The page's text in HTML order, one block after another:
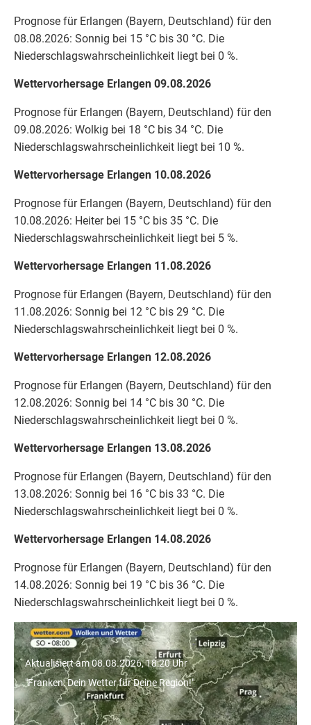
Prognose für Erlangen (Bayern, Deutschland) für den
08.08.2026: Sonnig bei 15 °C bis 30 °C. Die
Niederschlagswahrscheinlichkeit liegt bei 0 %.
Wettervorhersage Erlangen 09.08.2026
Prognose für Erlangen (Bayern, Deutschland) für den
09.08.2026: Wolkig bei 18 °C bis 34 °C. Die
Niederschlagswahrscheinlichkeit liegt bei 10 %.
Wettervorhersage Erlangen 10.08.2026
Prognose für Erlangen (Bayern, Deutschland) für den
10.08.2026: Heiter bei 15 °C bis 35 °C. Die
Niederschlagswahrscheinlichkeit liegt bei 5 %.
Wettervorhersage Erlangen 11.08.2026
Prognose für Erlangen (Bayern, Deutschland) für den
11.08.2026: Sonnig bei 12 °C bis 29 °C. Die
Niederschlagswahrscheinlichkeit liegt bei 0 %.
Wettervorhersage Erlangen 12.08.2026
Prognose für Erlangen (Bayern, Deutschland) für den
12.08.2026: Sonnig bei 14 °C bis 30 °C. Die
Niederschlagswahrscheinlichkeit liegt bei 0 %.
Wettervorhersage Erlangen 13.08.2026
Prognose für Erlangen (Bayern, Deutschland) für den
13.08.2026: Sonnig bei 16 °C bis 33 °C. Die
Niederschlagswahrscheinlichkeit liegt bei 0 %.
Wettervorhersage Erlangen 14.08.2026
Prognose für Erlangen (Bayern, Deutschland) für den
14.08.2026: Sonnig bei 19 °C bis 36 °C. Die
Niederschlagswahrscheinlichkeit liegt bei 0 %.
"Franken: Dein Wetter für Deine Region!"
Aktualisiert am 08.08.2026, 18:20 Uhr
"Franken: Dein Wetter für Deine Region!"
Wetter für Städte in Bayern